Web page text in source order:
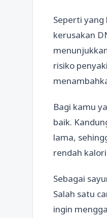
Seperti
kerusakan
risiko
Bagi kamu
baik.
lama,
rendah
Sebagai
Salah satu
ingin